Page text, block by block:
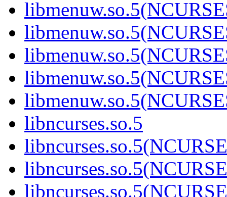
libncurses.so.5